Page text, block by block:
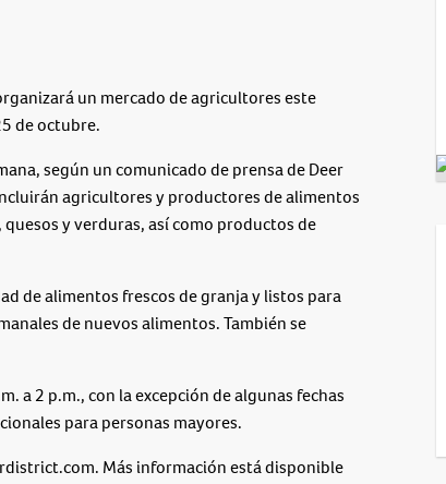
un mercado de agricultores este
de octubre.
, según un comunicado de prensa de Deer
agricultores y productores de alimentos
y verduras, así como productos de
dealimentos frescos de granja y listos para
de nuevos alimentos. También se
a 2 p.m., con la excepción de algunas fechas
para personas mayores.
Más información está disponible